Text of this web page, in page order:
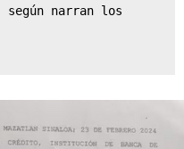
narran los